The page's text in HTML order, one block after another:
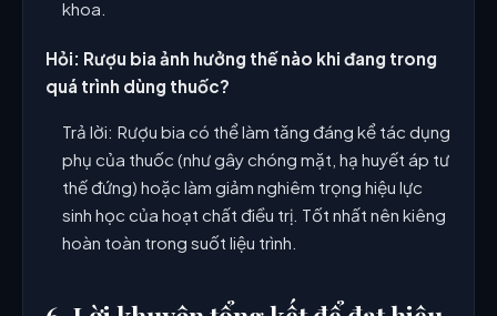
khoa.
Hỏi: Rượu bia ảnh hưởng thế nào khi đang trong
quá trình dùng thuốc?
Trả lời: Rượu bia có thể làm tăng đáng kể tác dụng
phụ của thuốc (như gây chóng mặt, hạ huyết áp tư
thế đứng) hoặc làm giảm nghiêm trọng hiệu lực
sinh học của hoạt chất điều trị. Tốt nhất nên kiêng
hoàn toàn trong suốt liệu trình.